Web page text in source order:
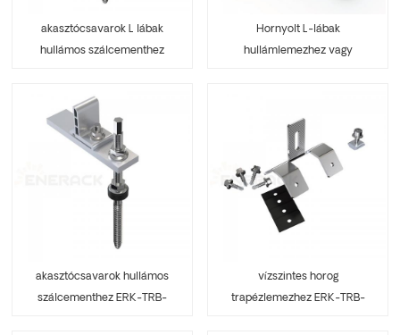
akasztócsavarok L lábak
hullámos szálcementhez
Hornyolt L-lábak
hullámlemezhez vagy
akasztócsavarok hullámos
szálcementhez ERK-TRB-
vízszintes horog
trapézlemezhez ERK-TRB-